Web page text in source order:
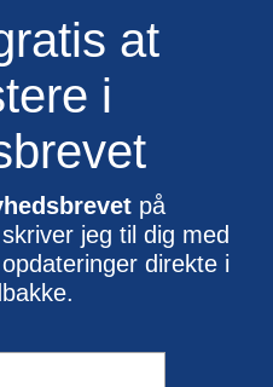
at
i
på
jeg til dig med
direkte i